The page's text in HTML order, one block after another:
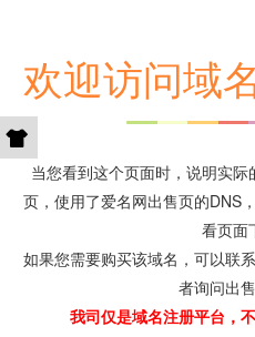
欢迎访问域
当您看到这个页面时，说明实
页，使用了爱名网出售页的DNS
看页面
如果您需要购买该域名，可以联
者询问出
我司仅是域名注册平台，